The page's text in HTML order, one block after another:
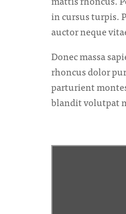
in cursus turpis.
auctor neque
Donec massa
rhoncus dolor
parturient
blandit volutpat